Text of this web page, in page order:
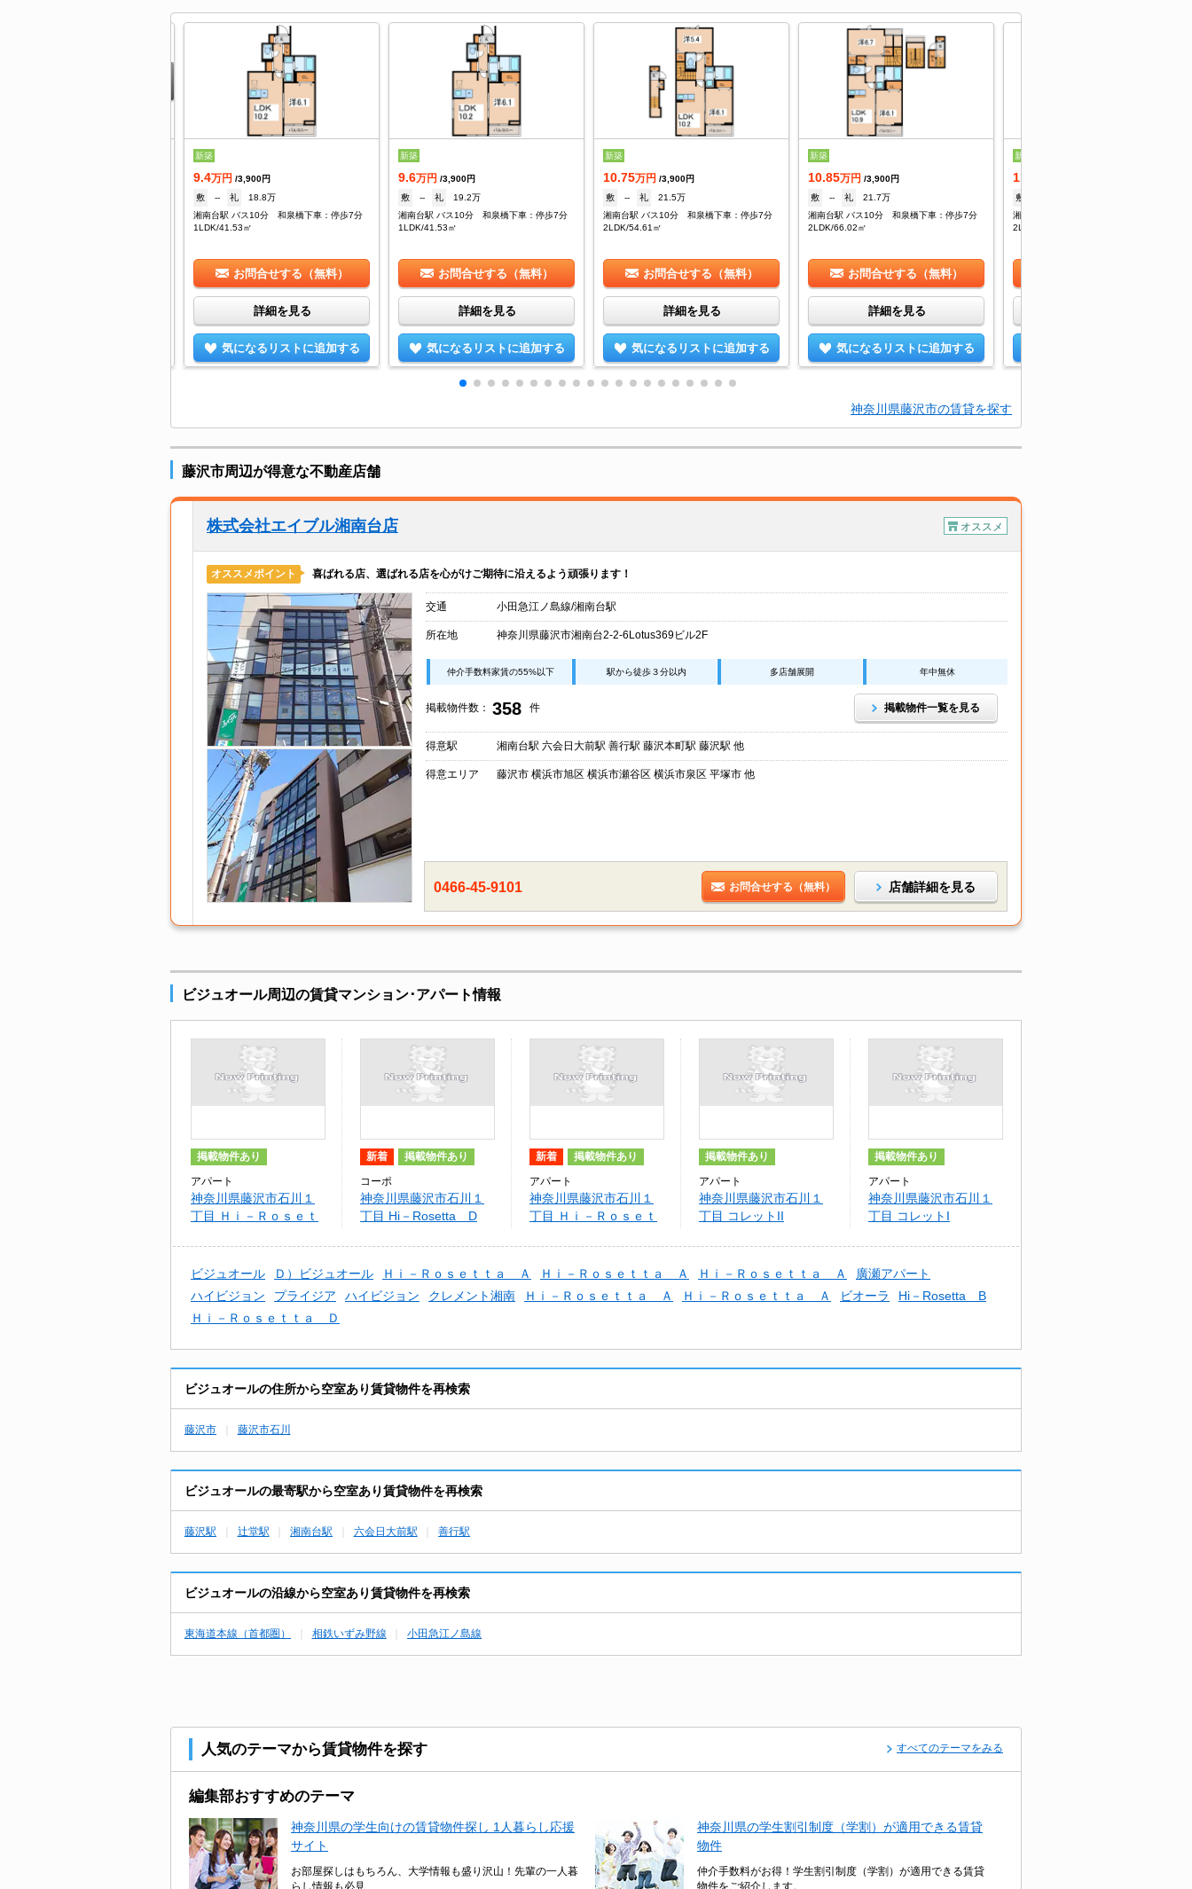
新築
9.4万円 /3,900円
敷
-- 礼
18.8万
湘南台駅 バス10分 和泉橋下車：停歩7分
1LDK/41.53㎡
お問合せする（無料）
詳細を見る
気になるリストに追加する
新築
9.6万円 /3,900円
敷
-- 礼
19.2万
湘南台駅 バス10分 和泉橋下車：停歩7分
1LDK/41.53㎡
お問合せする（無料）
詳細を見る
気になるリストに追加する
新築
10.75万円 /3,900円
敷
-- 礼
21.5万
湘南台駅 バス10分 和泉橋下車：停歩7分
2LDK/54.61㎡
お問合せする（無料）
詳細を見る
気になるリストに追加する
新築
10.85万円 /3,900円
敷
-- 礼
21.7万
湘南台駅 バス10分 和泉橋下車：停歩7分
2LDK/66.02㎡
お問合せする（無料）
詳細を見る
気になるリストに追加する
新築
11.05
敷
湘南台駅 バス10分 和泉橋下車：停歩7分
2LDK/66.02㎡
神奈川県藤沢市の賃貸を探す
藤沢市周辺が得意な不動産店舗
株式会社エイブル湘南台店 オススメ
オススメポイント 喜ばれる店、選ばれる店を心がけご期待に沿えるよう頑張ります！
交通 小田急江ノ島線/湘南台駅
所在地 神奈川県藤沢市湘南台2-2-6Lotus369ビル2F
仲介手数料家賃の55%以下 駅から徒歩３分以内 多店舗展開 年中無休
掲載物件数： 358 件 掲載物件一覧を見る
得意駅 湘南台駅 六会日大前駅 善行駅 藤沢本町駅 藤沢駅 他
得意エリア 藤沢市 横浜市旭区 横浜市瀬谷区 横浜市泉区 平塚市 他
0466-45-9101 お問合せする（無料） 店舗詳細を見る
ビジュオール周辺の賃貸マンション･アパート情報
掲載物件あり
アパート
神奈川県藤沢市石川１
丁目 Ｈｉ－Ｒｏｓｅｔ
新着 掲載物件あり
コーポ
神奈川県藤沢市石川１
丁目 Hi－Rosetta D
新着 掲載物件あり
アパート
神奈川県藤沢市石川１
丁目 Ｈｉ－Ｒｏｓｅｔ
掲載物件あり
アパート
神奈川県藤沢市石川１
丁目 コレットII
掲載物件あり
アパート
神奈川県藤沢市石川１
丁目 コレットI
ビジュオール Ｄ）ビジュオール Ｈｉ－Ｒｏｓｅｔｔａ Ａ Ｈｉ－Ｒｏｓｅｔｔａ Ａ Ｈｉ－Ｒｏｓｅｔｔａ Ａ
廣瀬アパート
ハイビジョン
プライジア ハイビジョン クレメント湘南 Ｈｉ－Ｒｏｓｅｔｔａ Ａ Ｈｉ－Ｒｏｓｅｔｔａ Ａ ビオーラ
Hi－Rosetta B
Ｈｉ－Ｒｏｓｅｔｔａ Ｄ
ビジュオールの住所から空室あり賃貸物件を再検索
藤沢市 藤沢市石川
ビジュオールの最寄駅から空室あり賃貸物件を再検索
藤沢駅 辻堂駅 湘南台駅 六会日大前駅 善行駅
ビジュオールの沿線から空室あり賃貸物件を再検索
東海道本線（首都圏） 相鉄いずみ野線 小田急江ノ島線
人気のテーマから賃貸物件を探す すべてのテーマをみる
編集部おすすめのテーマ
神奈川県の学生向けの賃貸物件探し 1人暮らし応援
サイト
お部屋探しはもちろん、大学情報も盛り沢山！先輩の一人暮
らし情報も必見
神奈川県の学生割引制度（学割）が適用できる賃貸
物件
仲介手数料がお得！学生割引制度（学割）が適用できる賃貸
物件をご紹介します。